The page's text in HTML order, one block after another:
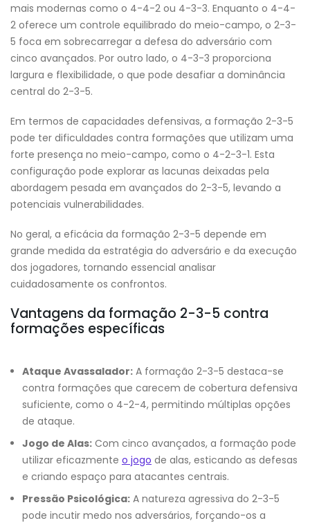
mais modernas como o 4-4-2 ou 4-3-3. Enquanto o 4-4-
2 oferece um controle equilibrado do meio-campo, o 2-3-
5 foca em sobrecarregar a defesa do adversário com
cinco avançados. Por outro lado, o 4-3-3 proporciona
largura e flexibilidade, o que pode desafiar a dominância
central do 2-3-5.
Em termos de capacidades defensivas, a formação 2-3-5
pode ter dificuldades contra formações que utilizam uma
forte presença no meio-campo, como o 4-2-3-1. Esta
configuração pode explorar as lacunas deixadas pela
abordagem pesada em avançados do 2-3-5, levando a
potenciais vulnerabilidades.
No geral, a eficácia da formação 2-3-5 depende em
grande medida da estratégia do adversário e da execução
dos jogadores, tornando essencial analisar
cuidadosamente os confrontos.
Vantagens da formação 2-3-5 contra
formações específicas
Ataque Avassalador: A formação 2-3-5 destaca-se
contra formações que carecem de cobertura defensiva
suficiente, como o 4-2-4, permitindo múltiplas opções
de ataque.
Jogo de Alas: Com cinco avançados, a formação pode
utilizar eficazmente o jogo de alas, esticando as defesas
e criando espaço para atacantes centrais.
Pressão Psicológica: A natureza agressiva do 2-3-5
pode incutir medo nos adversários, forçando-os a